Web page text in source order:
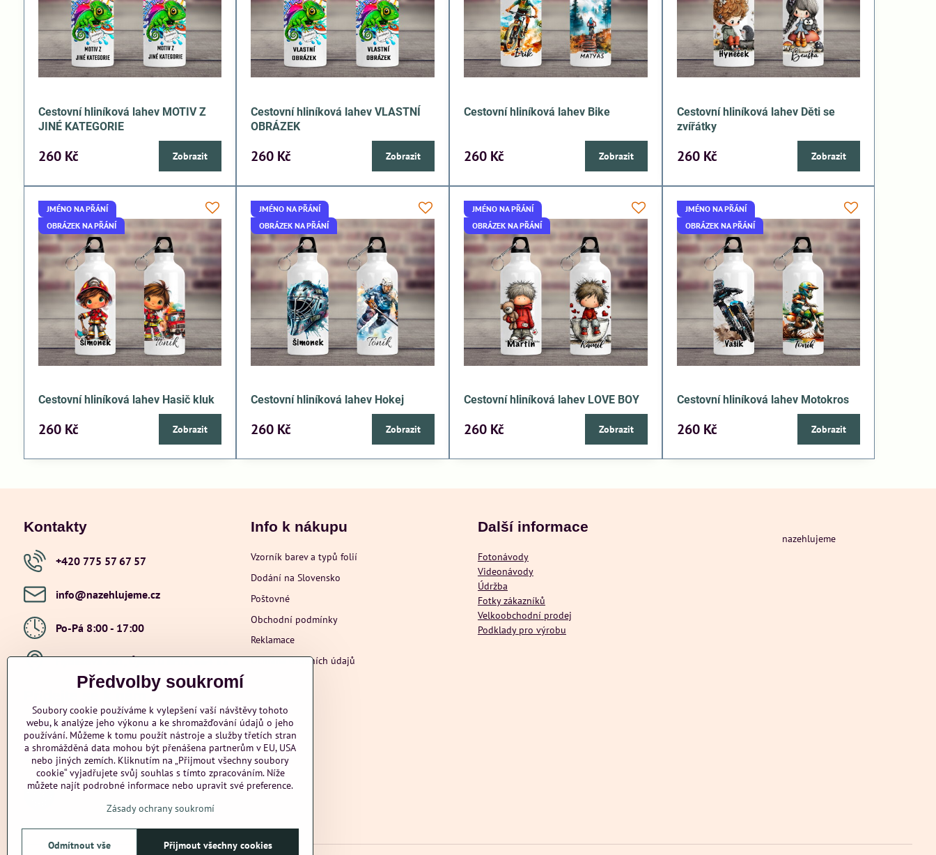
Cestovní hliníková lahev MOTIV Z
JINÉ KATEGORIE
260 Kč Zobrazit
Cestovní hliníková lahev VLASTNÍ
OBRÁZEK
260 Kč Zobrazit
Cestovní hliníková lahev Bike
260 Kč Zobrazit
Cestovní hliníková lahev Děti se
zvířátky
260 Kč Zobrazit
JMÉNO NA PŘÁNÍ
OBRÁZEK NA PŘÁNÍ
Cestovní hliníková lahev Hasič kluk
260 Kč Zobrazit
JMÉNO NA PŘÁNÍ
OBRÁZEK NA PŘÁNÍ
Cestovní hliníková lahev Hokej
260 Kč Zobrazit
JMÉNO NA PŘÁNÍ
OBRÁZEK NA PŘÁNÍ
Cestovní hliníková lahev LOVE BOY
260 Kč Zobrazit
JMÉNO NA PŘÁNÍ
OBRÁZEK NA PŘÁNÍ
Cestovní hliníková lahev Motokros
260 Kč Zobrazit
Kontakty
+420 775 57 67 57
info​@nazehlujeme​.cz
Po-Pá 8:00 - 17:00
Hybešova 201, Újezd u Brna, 664 53
Facebook Instagram Youtube
Odstoupení od smlouvy
Info k nákupu
Vzorník barev a typů folií
Dodání na Slovensko
Poštovné
Obchodní podmínky
Reklamace
Ochrana osobních údajů
Další informace
Fotonávody
Videonávody
Údržba
Fotky zákazníků
Velkoobchodní prodej
Podklady pro výrobu
nazehlujeme
Předvolby soukromí
Soubory cookie používáme k vylepšení vaší návštěvy tohoto
webu, k analýze jeho výkonu a ke shromažďování údajů o jeho
používání. Můžeme k tomu použít nástroje a služby třetích stran
a shromážděná data mohou být přenášena partnerům v EU, USA
nebo jiných zemích. Kliknutím na „Přijmout všechny soubory
cookie“ vyjadřujete svůj souhlas s tímto zpracováním. Níže
můžete najít podrobné informace nebo upravit své preference.
Zásady ochrany soukromí
Přijmout všechny cookies
Odmítnout vše